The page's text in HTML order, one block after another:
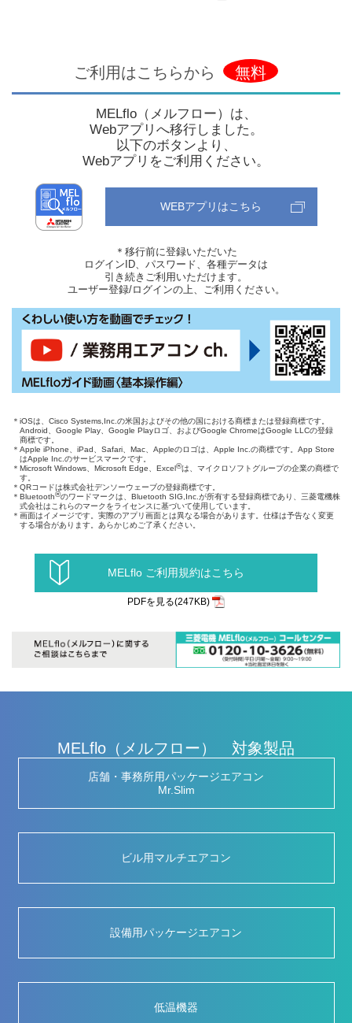
ご利用はこちらから 無料
MELflo（メルフロー）は、
Webアプリへ移行しました。
以下のボタンより、
Webアプリをご利用ください。
WEBアプリはこちら
＊移行前に登録いただいた
ログインID、パスワード、各種データは
引き続きご利用いただけます。
ユーザー登録/ログインの上、ご利用ください。
＊iOSは、Cisco Systems,Inc.の米国およびその他の国における商標または登録商標です。
Android、Google Play、Google Playロゴ、およびGoogle ChromeはGoogle LLCの登録
商標です。
＊Apple iPhone、iPad、Safari、Mac、Appleのロゴは、Apple Inc.の商標です。App Store
はApple Inc.のサービスマークです。
＊Microsoft Windows、Microsoft Edge、Excel®は、マイクロソフトグループの企業の商標で
す。
＊QRコードは株式会社デンソーウェーブの登録商標です。
＊Bluetooth®のワードマークは、Bluetooth SIG,Inc.が所有する登録商標であり、三菱電機株
式会社はこれらのマークをライセンスに基づいて使用しています。
＊画面はイメージです。実際のアプリ画面とは異なる場合があります。仕様は予告なく変更
する場合があります。あらかじめご了承ください。
MELflo ご利用規約はこちら
PDFを見る(247KB)
MELflo（メルフロー） 対象製品
店舗・事務所用パッケージエアコン
Mr.Slim
ビル用マルチエアコン
設備用パッケージエアコン
低温機器